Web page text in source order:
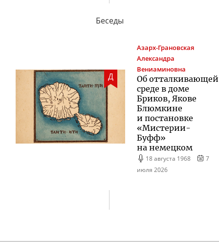
Беседы
Д
Азарх-Грановская
Александра
Вениаминовна
Об отталкивающей
среде в доме
Бриков, Якове
Блюмкине
и постановке
«Мистерии-
Буфф»
на немецком
18 августа 1968
7
июля 2026